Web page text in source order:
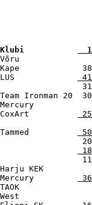
Klubi
Võru
Kape
LUS
41
Team Ironman 20
CoxArt
25
Tammed
50
18
Mercury
36